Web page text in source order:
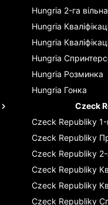
Hungria 2-га
Hungria
Hungria
Hungria
Hungria Розминка
Hungria Гонка
Czeck
Czeck Republiky
Czeck Republiky
Czeck Republiky
Czeck Republiky
Czeck Republiky
Czeck Republiky